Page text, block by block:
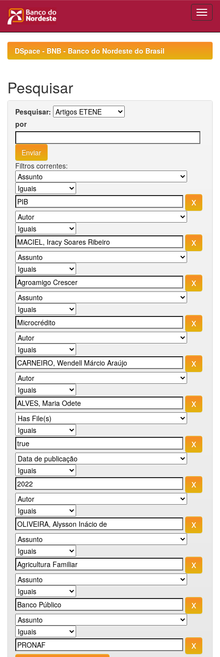
navigationDSpace - BNB - Banco do Nordeste do Brasil
Pesquisar
Pesquisar:
por
Filtros correntes: